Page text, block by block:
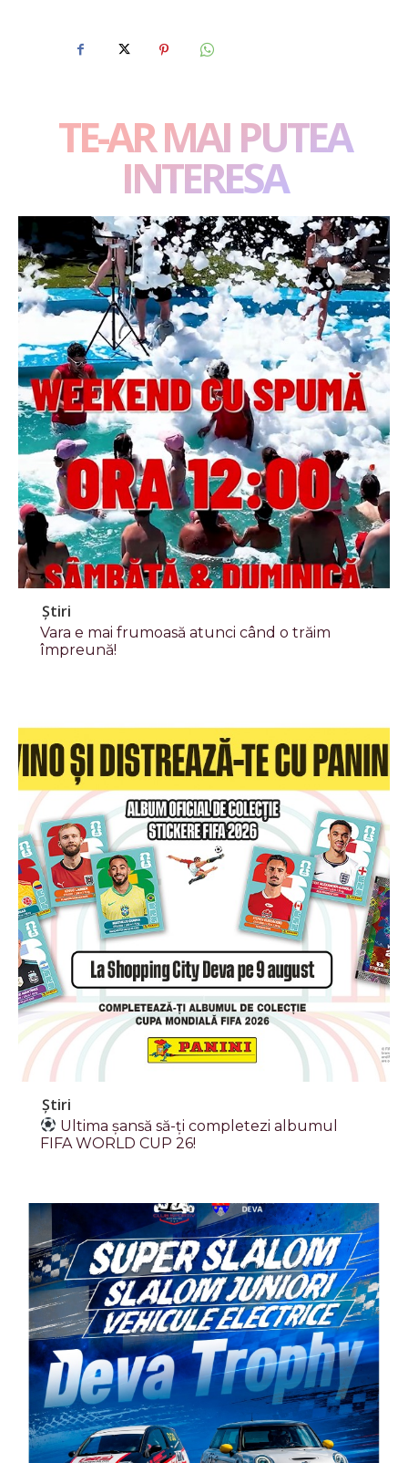
TE-AR MAI PUTEA
INTERESA
Știri
Vara e mai frumoasă atunci când o trăim
împreună!
Știri
Ultima șansă să-ți completezi albumul
FIFA WORLD CUP 26!